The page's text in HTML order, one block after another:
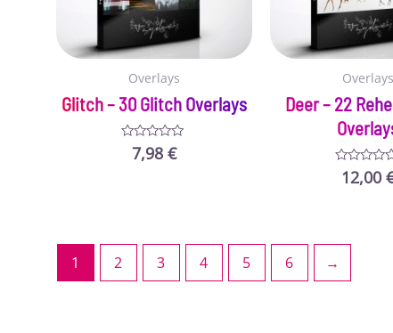
Overlays
Glitch – 30 Glitch Overlays
Bewertet
mit7,98 €
Overlays
Deer – 22
Bewertet
mit
12,00
1 2 3 4 5 6 →